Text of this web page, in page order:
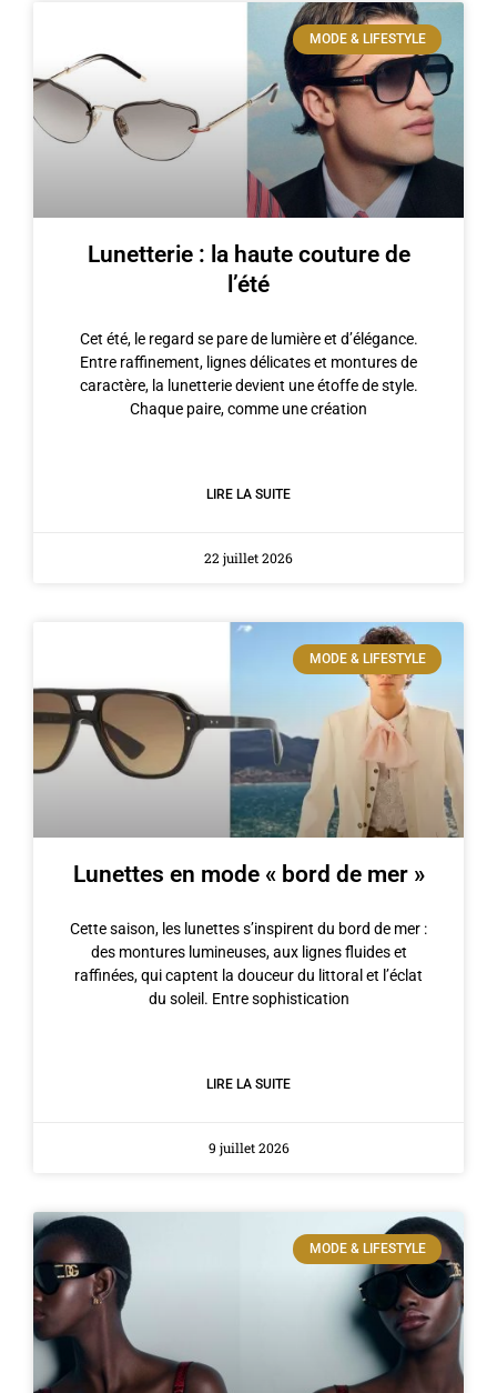
MODE & LIFESTYLE
Lunetterie : la haute couture de
l’été
Cet été, le regard se pare de lumière et d’élégance.
Entre raffinement, lignes délicates et montures de
caractère, la lunetterie devient une étoffe de style.
Chaque paire, comme une création
LIRE LA SUITE
22 juillet 2026
MODE & LIFESTYLE
Lunettes en mode « bord de mer »
Cette saison, les lunettes s’inspirent du bord de mer :
des montures lumineuses, aux lignes fluides et
raffinées, qui captent la douceur du littoral et l’éclat
du soleil. Entre sophistication
LIRE LA SUITE
9 juillet 2026
MODE & LIFESTYLE